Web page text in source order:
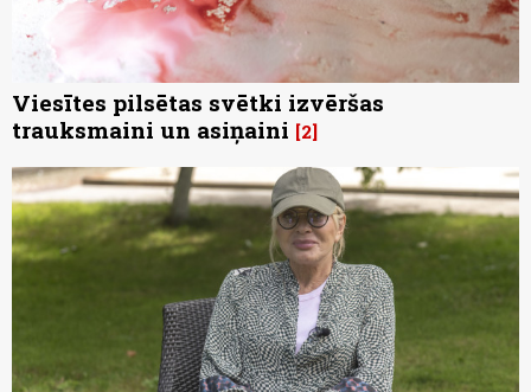
Viesītes pilsētas svētki izvēršas
trauksmaini un asiņaini 2